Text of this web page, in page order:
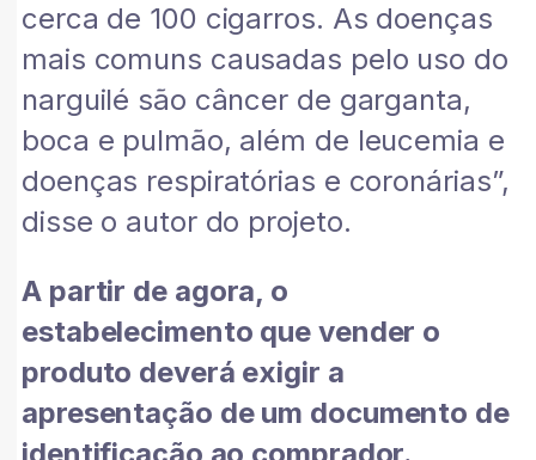
cerca de 100 cigarros. As doenças
mais comuns causadas pelo uso do
narguilé são câncer de garganta,
boca e pulmão, além de leucemia e
doenças respiratórias e coronárias”,
disse o autor do projeto.
A partir de agora, o
estabelecimento que vender o
produto deverá exigir a
apresentação de um documento de